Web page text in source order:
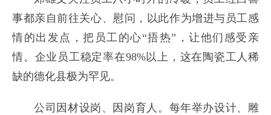
事都亲自前往关心、慰问，以此作为增进与员工感
情的出发点，把员工的心“捂热”，让他们感受亲
情。企业员工稳定率在98%以上，这在陶瓷工人稀
缺的德化县极为罕见。
公司因材设岗、因岗育人。每年举办设计、雕